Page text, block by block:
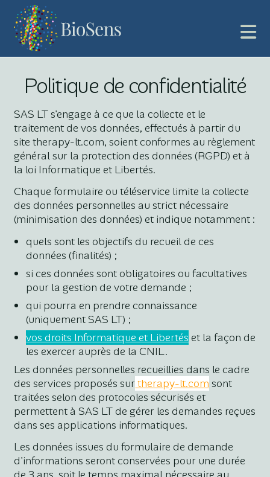
Politique de confidentialité
SAS LT s'engage à ce que la collecte et le
traitement de vos données, effectués à partir du
site therapy-lt.com, soient conformes au règlement
général sur la protection des données (RGPD) et à
la loi Informatique et Libertés.
Chaque formulaire ou téléservice limite la collecte
des données personnelles au strict nécessaire
(minimisation des données) et indique notamment :
quels sont les objectifs du recueil de ces
données (finalités) ;
si ces données sont obligatoires ou facultatives
pour la gestion de votre demande ;
qui pourra en prendre connaissance
(uniquement SAS LT) ;
vos droits Informatique et Libertés et la façon de
les exercer auprès de la CNIL.
Les données personnelles recueillies dans le cadre
des services proposés surtherapy-lt.com sont
traitées selon des protocoles sécurisés et
permettent à SAS LT de gérer les demandes reçues
dans ses applications informatiques.
Les données issues du formulaire de demande
d'informations seront conservées pour une durée